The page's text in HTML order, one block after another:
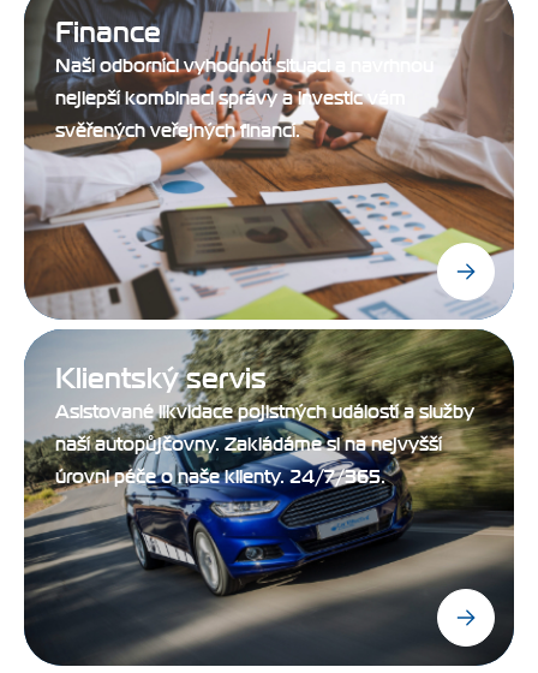
Finance
Naši odborníci vyhodnotí situaci a navrhnou
nejlepší kombinaci správy a investic vám
svěřených veřejných financí.
Klientský servis
Asistované likvidace pojistných událostí a služby
naší autopůjčovny. Zakládáme si na nejvyšší
úrovni péče o naše klienty. 24/7/365.